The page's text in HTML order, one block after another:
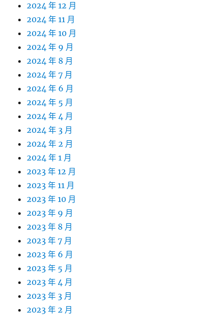
2024 年 12 月
2024 年 11 月
2024 年 10 月
2024 年 9 月
2024 年 8 月
2024 年 7 月
2024 年 6 月
2024 年 5 月
2024 年 4 月
2024 年 3 月
2024 年 2 月
2024 年 1 月
2023 年 12 月
2023 年 11 月
2023 年 10 月
2023 年 9 月
2023 年 8 月
2023 年 7 月
2023 年 6 月
2023 年 5 月
2023 年 4 月
2023 年 3 月
2023 年 2 月